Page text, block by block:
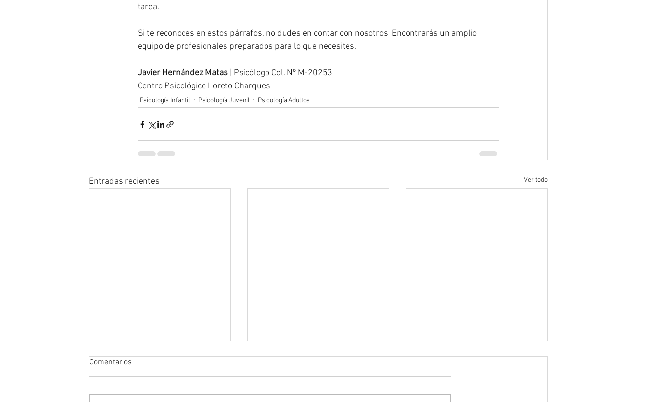
tarea.
Si te reconoces en estos párrafos, no dudes en contar con nosotros. Encontrarás un amplio
equipo de profesionales preparados para lo que necesites.
Javier Hernández Matas | Psicólogo Col. Nº M-20253
Centro Psicológico Loreto Charques
Psicología Infantil Psicología Juvenil Psicología Adultos
Entradas recientes Ver todo
Comentarios